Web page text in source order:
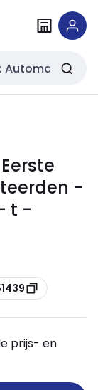
-
t -
prijs- en